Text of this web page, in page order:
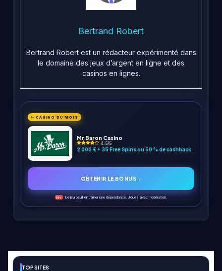
Bertrand Robert
Bertrand Robert est un rédacteur expérimenté dans
le domaine des jeux d’argent en ligne et des
casinos en lignes.
✨ CASINO DU MOIS
Mr Baron Casino
4.5/5
2 000 € + 35 Free Spins ou 50 % de cashback
OBTENIR LE BONUS→
18+ Le jeu peut entraîner une dépendance. Jouez avec modération.
TOP SITES